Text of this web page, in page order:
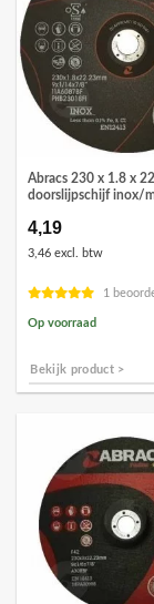
Abracs 230 x 1.8 x
doorslijpschijf inox/
4,19
3,46 excl. btw
1
Op voorraad
Bekijk product >